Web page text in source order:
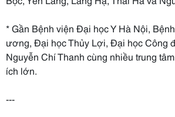
* Gần Bệnh viện Đại học Y Hà Nội,
ương, Đại học Thủy Lợi, Đại học Công
Nguyễn Chí Thanh cùng nhiều trung
ích lớn.
---